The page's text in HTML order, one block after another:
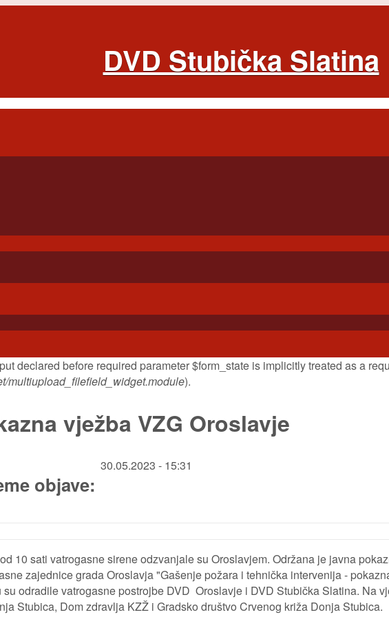
DVD Stubička Slatina
declared before required parameter $form_state is implicitly treated as a
multiupload_filefield_widget.module).
vježba VZG Oroslavje
objave:
30.05.2023 - 15:31
10 sati vatrogasne sirene odzvanjale su Oroslavjem. Održana je javna
zajednice grada Oroslavja "Gašenje požara i tehnička intervenija -
su odradile vatrogasne postrojbe DVD Oroslavje i DVD Stubička Slatina. Na
Stubica, Dom zdravlja KZŽ i Gradsko društvo Crvenog križa Donja Stubica.